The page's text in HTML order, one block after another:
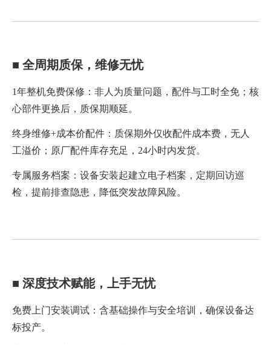
■ 全周期质保，维修无忧
1年整机免费保修：非人为质量问题，配件与工时全免；核
心部件更换后，质保期顺延。
终身维修+成本价配件：质保期外仅收配件成本费，无人
工溢价；原厂配件库存充足，24小时内发货。
专属服务档案：设备安装起建立电子档案，定期回访巡
检，提前排查隐患，降低突发故障风险。
■ 深度技术赋能，上手无忧
免费上门安装调试：含基础操作与安全培训，确保设备达
标投产。